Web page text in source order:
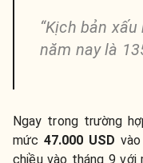
“Kịch bản
năm nay là
Ngay trong trường
mức 47.000 USD
chiều vào tháng 9